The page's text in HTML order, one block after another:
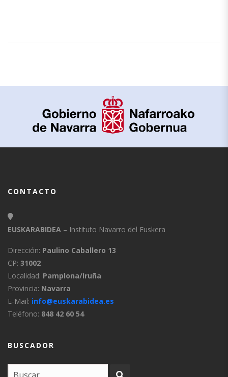
CONTACTO
EUSKARABIDEA – Instituto Navarro del Euskera
Dirección: Paulino Caballero 13
CP: 31002
Localidad: Pamplona/Iruña
Provincia: Navarra
E-Mail: info@euskarabidea.es
Teléfono: 848 42 60 54
BUSCADOR